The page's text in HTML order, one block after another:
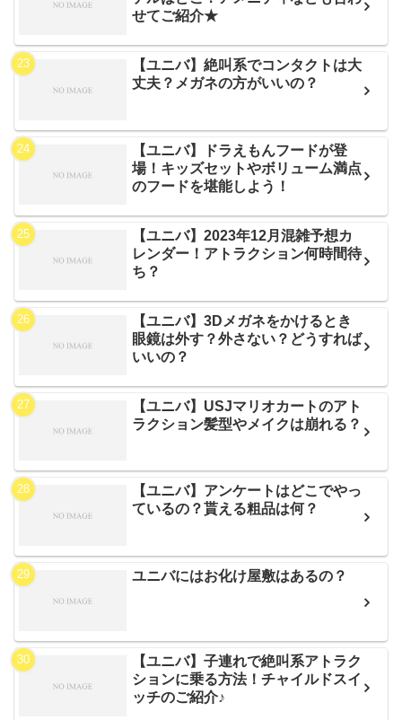
せてご紹介★
【ユニバ】絶叫系でコンタクトは大
丈夫？メガネの方がいいの？
【ユニバ】ドラえもんフードが登
場！キッズセットやボリューム満点
のフードを堪能しよう！
【ユニバ】2023年12月混雑予想カ
レンダー！アトラクション何時間待
ち？
【ユニバ】3Dメガネをかけるとき
眼鏡は外す？外さない？どうすれば
いいの？
【ユニバ】USJマリオカートのアト
ラクション髪型やメイクは崩れる？
【ユニバ】アンケートはどこでやっ
ているの？貰える粗品は何？
ユニバにはお化け屋敷はあるの？
【ユニバ】子連れで絶叫系アトラク
ションに乗る方法！チャイルドスイ
ッチのご紹介♪